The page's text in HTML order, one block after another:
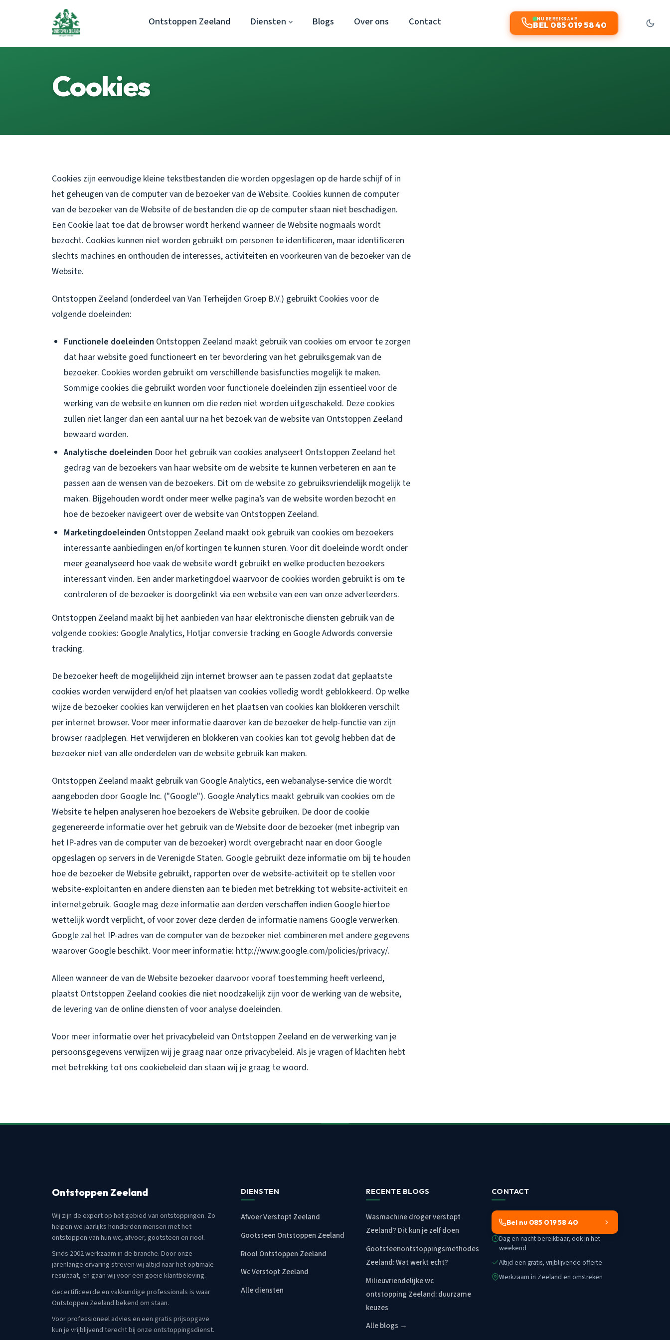
Ontstoppen Zeeland Diensten Blogs Over ons Contact NU BEREIKBAAR
BEL 085 019 58 40
Cookies
Cookies zijn eenvoudige kleine tekstbestanden die worden opgeslagen op de harde schijf of in
het geheugen van de computer van de bezoeker van de Website. Cookies kunnen de computer
van de bezoeker van de Website of de bestanden die op de computer staan niet beschadigen.
Een Cookie laat toe dat de browser wordt herkend wanneer de Website nogmaals wordt
bezocht. Cookies kunnen niet worden gebruikt om personen te identificeren, maar identificeren
slechts machines en onthouden de interesses, activiteiten en voorkeuren van de bezoeker van de
Website.
Ontstoppen Zeeland (onderdeel van Van Terheijden Groep B.V.) gebruikt Cookies voor de
volgende doeleinden:
Functionele doeleinden Ontstoppen Zeeland maakt gebruik van cookies om ervoor te zorgen
dat haar website goed functioneert en ter bevordering van het gebruiksgemak van de
bezoeker. Cookies worden gebruikt om verschillende basisfuncties mogelijk te maken.
Sommige cookies die gebruikt worden voor functionele doeleinden zijn essentieel voor de
werking van de website en kunnen om die reden niet worden uitgeschakeld. Deze cookies
zullen niet langer dan een aantal uur na het bezoek van de website van Ontstoppen Zeeland
bewaard worden.
Analytische doeleinden Door het gebruik van cookies analyseert Ontstoppen Zeeland het
gedrag van de bezoekers van haar website om de website te kunnen verbeteren en aan te
passen aan de wensen van de bezoekers. Dit om de website zo gebruiksvriendelijk mogelijk te
maken. Bijgehouden wordt onder meer welke pagina’s van de website worden bezocht en
hoe de bezoeker navigeert over de website van Ontstoppen Zeeland.
Marketingdoeleinden Ontstoppen Zeeland maakt ook gebruik van cookies om bezoekers
interessante aanbiedingen en/of kortingen te kunnen sturen. Voor dit doeleinde wordt onder
meer geanalyseerd hoe vaak de website wordt gebruikt en welke producten bezoekers
interessant vinden. Een ander marketingdoel waarvoor de cookies worden gebruikt is om te
controleren of de bezoeker is doorgelinkt via een website van een van onze adverteerders.
Ontstoppen Zeeland maakt bij het aanbieden van haar elektronische diensten gebruik van de
volgende cookies: Google Analytics, Hotjar conversie tracking en Google Adwords conversie
tracking.
De bezoeker heeft de mogelijkheid zijn internet browser aan te passen zodat dat geplaatste
cookies worden verwijderd en/of het plaatsen van cookies volledig wordt geblokkeerd. Op welke
wijze de bezoeker cookies kan verwijderen en het plaatsen van cookies kan blokkeren verschilt
per internet browser. Voor meer informatie daarover kan de bezoeker de help-functie van zijn
browser raadplegen. Het verwijderen en blokkeren van cookies kan tot gevolg hebben dat de
bezoeker niet van alle onderdelen van de website gebruik kan maken.
Ontstoppen Zeeland maakt gebruik van Google Analytics, een webanalyse-service die wordt
aangeboden door Google Inc. ("Google"). Google Analytics maakt gebruik van cookies om de
Website te helpen analyseren hoe bezoekers de Website gebruiken. De door de cookie
gegenereerde informatie over het gebruik van de Website door de bezoeker (met inbegrip van
het IP-adres van de computer van de bezoeker) wordt overgebracht naar en door Google
opgeslagen op servers in de Verenigde Staten. Google gebruikt deze informatie om bij te houden
hoe de bezoeker de Website gebruikt, rapporten over de website-activiteit op te stellen voor
website-exploitanten en andere diensten aan te bieden met betrekking tot website-activiteit en
internetgebruik. Google mag deze informatie aan derden verschaffen indien Google hiertoe
wettelijk wordt verplicht, of voor zover deze derden de informatie namens Google verwerken.
Google zal het IP-adres van de computer van de bezoeker niet combineren met andere gegevens
waarover Google beschikt. Voor meer informatie: http://www.google.com/policies/privacy/.
Alleen wanneer de van de Website bezoeker daarvoor vooraf toestemming heeft verleend,
plaatst Ontstoppen Zeeland cookies die niet noodzakelijk zijn voor de werking van de website,
de levering van de online diensten of voor analyse doeleinden.
Voor meer informatie over het privacybeleid van Ontstoppen Zeeland en de verwerking van je
persoonsgegevens verwijzen wij je graag naar onze privacybeleid. Als je vragen of klachten hebt
met betrekking tot ons cookiebeleid dan staan wij je graag te woord.
Ontstoppen Zeeland
Wij zijn de expert op het gebied van ontstoppingen. Zo
helpen we jaarlijks honderden mensen met het
ontstoppen van hun wc, afvoer, gootsteen en riool.
Sinds 2002 werkzaam in de branche. Door onze
jarenlange ervaring streven wij altijd naar het optimale
resultaat, en gaan wij voor een goeie klantbeleving.
Gecertificeerde en vakkundige professionals is waar
Ontstoppen Zeeland bekend om staan.
Voor professioneel advies en een gratis prijsopgave
kun je vrijblijvend terecht bij onze ontstoppingsdienst.
DIENSTEN
Afvoer Verstopt Zeeland
Gootsteen Ontstoppen Zeeland
Riool Ontstoppen Zeeland
Wc Verstopt Zeeland
Alle diensten
RECENTE BLOGS
Wasmachine droger verstopt
Zeeland? Dit kun je zelf doen
Gootsteenontstoppingsmethodes
Zeeland: Wat werkt echt?
Milieuvriendelijke wc
ontstopping Zeeland: duurzame
keuzes
Alle blogs →
CONTACT
Bel nu 085 019 58 40
Dag en nacht bereikbaar, ook in het
weekend
Altijd een gratis, vrijblijvende offerte
Werkzaam in Zeeland en omstreken